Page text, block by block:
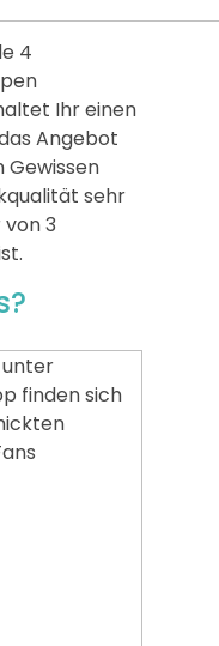
4
Ihr einen
Angebot
Gewissen
sehr
3